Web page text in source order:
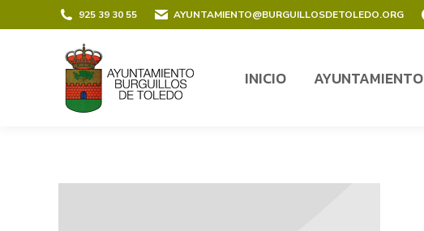
925 39 30 55 AYUNTAMIENTO@BURGUILLOSDETOLEDO.ORG
INICIO AYUNTAMIENTO
INICIO AYUNTAMIENTO